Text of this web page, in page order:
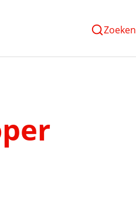
Zoeken